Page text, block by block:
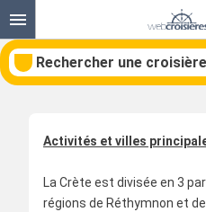
Rechercher une croisière
Mois de départ
Activités et villes
La Crète est divisée en 3
régions de Réthymnon et